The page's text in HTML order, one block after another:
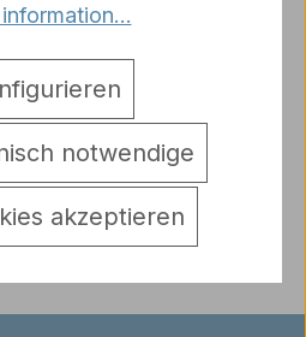
mit Halterung für die
notwendige
akzeptieren